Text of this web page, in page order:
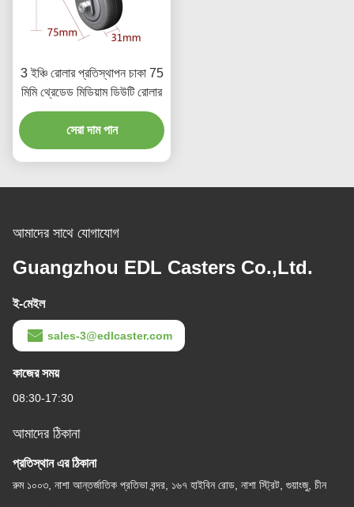
3 ইঞ্চি রোলার প্রতিস্থাপন চাকা 75
মিমি থ্রেডেড মিডিয়াম ডিউটি রোলার
সেরা দাম পান
আমাদের সাথে যোগাযোগ
Guangzhou EDL Casters Co.,Ltd.
ই-মেইল
sales-3@edlcaster.com
কাজের সময়
08:30-17:30
আমাদের ঠিকানা
প্রতিস্থান এর ঠিকানা
রুম ১০০৩, নাশা আন্তর্জাতিক প্রতিভা বন্দর, ১৬৭ হাইবিন রোড, নাশা স্ট্রিট, গুয়াংজু, চীন